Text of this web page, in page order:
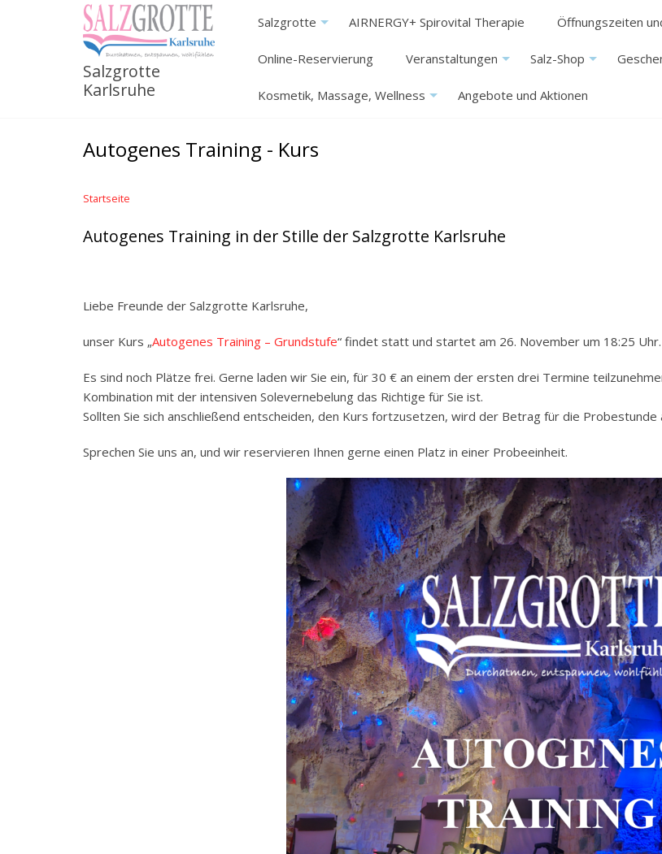
Salzgrotte
Karlsruhe
Salzgrotte AIRNERGY+ Spirovital Therapie Öffnungszeiten
Online-Reservierung Veranstaltungen Salz-Shop
Kosmetik, Massage, Wellness Angebote und Aktionen
Autogenes Training - Kurs
Startseite
Autogenes Training in der Stille der Salzgrotte Karlsruhe
Liebe Freunde der Salzgrotte Karlsruhe,
unser Kurs „Autogenes Training – Grundstufe“ findet statt und startet am 26. November um 18:25
Es sind noch Plätze frei. Gerne laden wir Sie ein, für 30 € an einem der ersten drei Termine
Kombination mit der intensiven Solevernebelung das Richtige für Sie ist.
Sollten Sie sich anschließend entscheiden, den Kurs fortzusetzen, wird der Betrag für die
Sprechen Sie uns an, und wir reservieren Ihnen gerne einen Platz in einer Probeeinheit.